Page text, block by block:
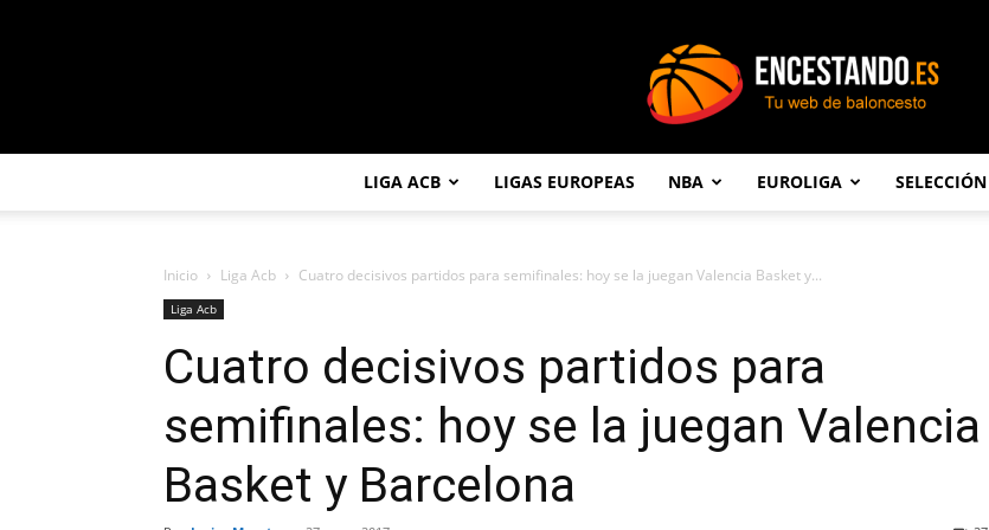
LIGA ACB LIGAS EUROPEAS NBA EUROLIGA SELECCIÓN
Inicio Liga Acb Cuatro decisivos partidos para semifinales: hoy se la juegan Valencia Basket y...
Liga Acb
Cuatro decisivos partidos para
semifinales: hoy se la juegan Valencia
Basket y Barcelona